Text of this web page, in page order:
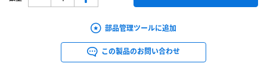
部品管理ツールに追加
この製品のお問い合わせ
※パスワードをお忘れの方は、パスワード再発行ページへ
※メールアドレスを忘れた方は、お問い合わせページよりお問い合わせくださ